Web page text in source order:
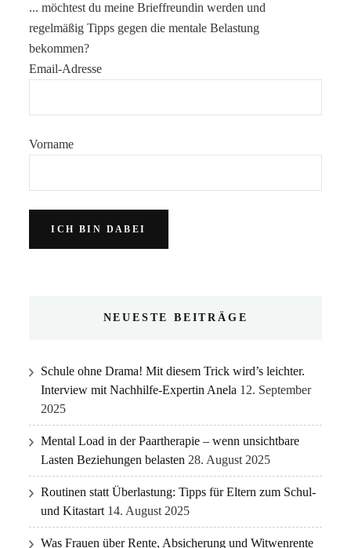
... möchtest du meine Brieffreundin werden und
regelmäßig Tipps gegen die mentale Belastung
bekommen?
Email-Adresse
Vorname
NEUESTE BEITRÄGE
Schule ohne Drama! Mit diesem Trick wird’s leichter.
Interview mit Nachhilfe-Expertin Anela 12. September
2025
Mental Load in der Paartherapie – wenn unsichtbare
Lasten Beziehungen belasten 28. August 2025
Routinen statt Überlastung: Tipps für Eltern zum Schul-
und Kitastart 14. August 2025
Was Frauen über Rente, Absicherung und Witwenrente